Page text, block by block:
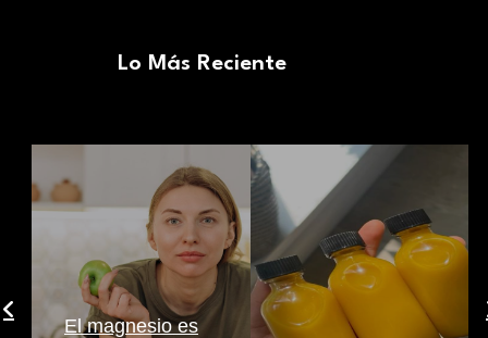
Lo Más Reciente
El magnesio es